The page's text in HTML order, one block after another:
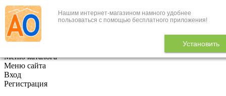
Нашим интернет-магазином намного удобнее
пользоваться с помощью бесплатного приложения!
Установить
+7 (495) 646-888-1
В корзине 0
Меню каталога
Меню сайта
Вход
Регистрация